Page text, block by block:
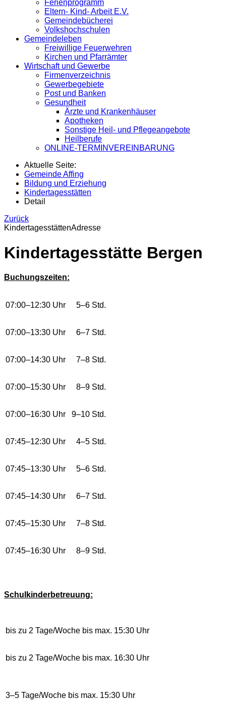
Ferienprogramm
Eltern- Kind- Arbeit E.V.
Gemeindebücherei
Volkshochschulen
Gemeindeleben
Freiwillige Feuerwehren
Kirchen und Pfarrämter
Wirtschaft und Gewerbe
Firmenverzeichnis
Gewerbegebiete
Post und Banken
Gesundheit
Ärzte und Krankenhäuser
Apotheken
Sonstige Heil- und Pflegeangebote
Heilberufe
ONLINE-TERMINVEREINBARUNG
Aktuelle Seite:
Gemeinde Affing
Bildung und Erziehung
Kindertagesstätten
Detail
Zurück
KindertagesstättenAdresse
Kindertagesstätte Bergen
Buchungszeiten:
07:00–12:30 Uhr 5–6 Std.
07:00–13:30 Uhr 6–7 Std.
07:00–14:30 Uhr 7–8 Std.
07:00–15:30 Uhr 8–9 Std.
07:00–16:30 Uhr 9–10 Std.
07:45–12:30 Uhr 4–5 Std.
07:45–13:30 Uhr 5–6 Std.
07:45–14:30 Uhr 6–7 Std.
07:45–15:30 Uhr 7–8 Std.
07:45–16:30 Uhr 8–9 Std.
Schulkinderbetreuung:
bis zu 2 Tage/Woche bis max. 15:30 Uhr
bis zu 2 Tage/Woche bis max. 16:30 Uhr
3–5 Tage/Woche bis max. 15:30 Uhr